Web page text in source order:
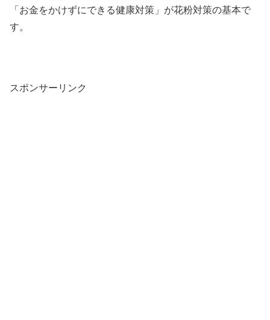
「お金をかけずにできる健康対策」が花粉対策の基本で
す。
スポンサーリンク